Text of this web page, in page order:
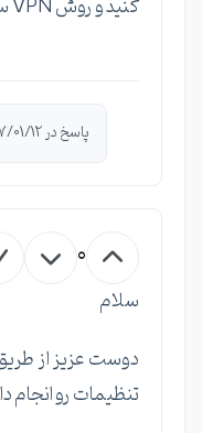
کنید و روش VPN سرور راه اندازی می کنید.
پاسخ در 1397/01/12 توسط
0
سلام
دوست عزیز از
تنظیمات رو انجام